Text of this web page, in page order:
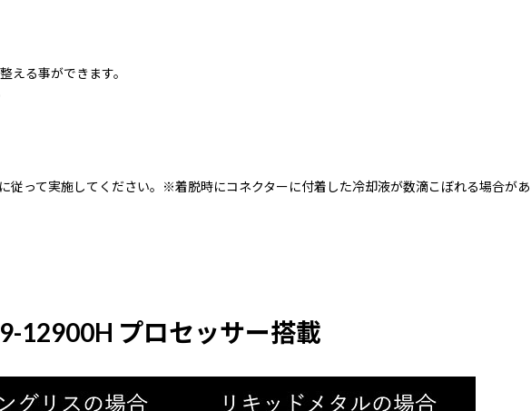
える事ができます。
って実施してください。※着脱時にコネクターに付着した冷却液が数滴こぼれる場合があ
12900H プロセッサー搭載